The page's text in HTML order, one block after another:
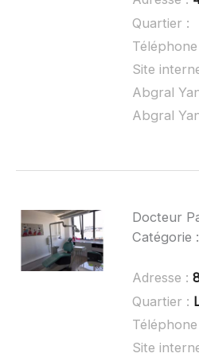
Quartier :
Téléphone
Site
Abgral
Docteur
Catégorie :
Adresse :
Quartier :
Téléphone
Site